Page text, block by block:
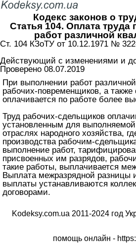
Кодекс законов о
Статья 104. Оплата
работ различной
Ст. 104 КЗоТУ от 10.12.1971 №
Действующий с изменениями и
Проверено 08.07.2019
При выполнении работ
рабочих-повременщиков, а
оплачивается по работе более
Труд рабочих-сдельщиков
установленным для
отраслях народного хозяйства,
производства рабочим-
выполнение работ,
присвоенных им разрядов,
такие работы, выплачивается
Выплата межразрядной разницы
выплаты устанавливаются
договорами.
Kodeksy.com.ua 2011-2024 год
помощь онлайн -